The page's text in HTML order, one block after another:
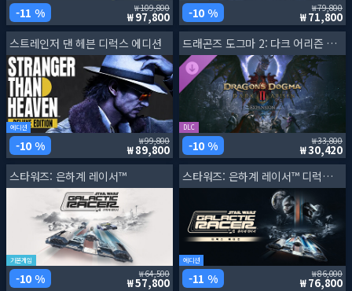
11 % 109,800
97,800 10 % 79,800
71,800
스트레인저 댄 헤븐 디럭스 에디션
에디션
10 % 99,800
89,800
드래곤즈 도그마 2: 다크 어리즌 확장팩
DLC
10 % 33,800
30,420
스타워즈: 은하계 레이서™
기본게임
10 % 64,500
57,800
스타워즈: 은하계 레이서™ 디럭스 에디션
에디션
11 % 86,000
76,800